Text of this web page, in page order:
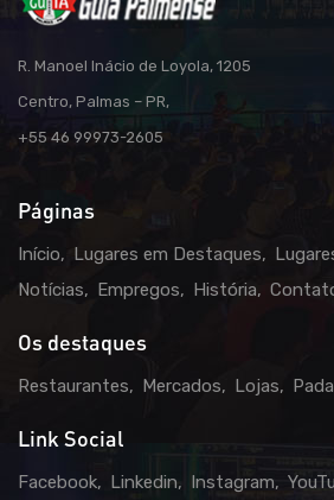
R. Manoel Inácio de Loyola, 1205
Centro, Palmas – PR,
+55 46 99973-2605
Páginas
Início Lugares em Destaques
Notícias
Empregos História
Os destaques
Restaurantes Mercados Lojas
Link Social
Facebook Linkedin Instagram